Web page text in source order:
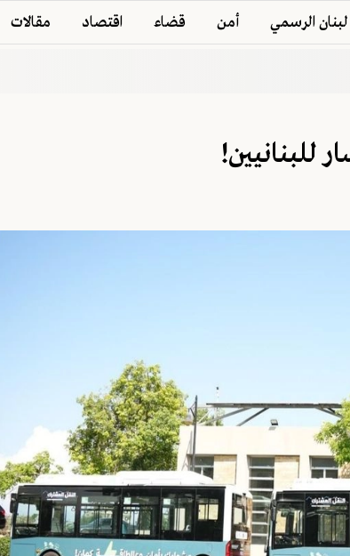
لبنان الرسمي أمن قضاء اقتصاد مقالات